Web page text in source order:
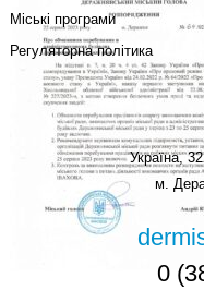
Міські програми
Регуляторна політика
Україна,
м.
0